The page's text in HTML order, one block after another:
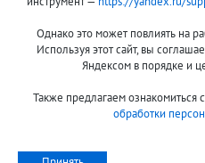
Принимаем
Однако это может повлиять на
Используя этот сайт, вы
Яндексом в порядке и
Также предлагаем ознакомиться
обработки